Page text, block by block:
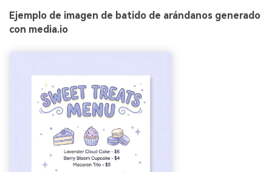
Ejemplo de imagen de batido de arándanos generado
con media.io